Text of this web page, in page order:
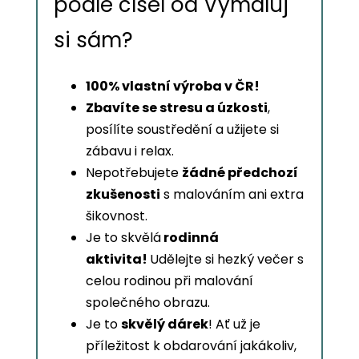
si sám?
100% vlastní výroba v ČR!
Zbavíte se stresu a úzkosti,
posílíte soustředění a užijete si
zábavu i relax.
Nepotřebujete žádné předchozí
zkušenosti s malováním ani extra
šikovnost.
Je to skvělárodinná
aktivita! Udělejte si hezký večer s
celou rodinou při malování
společného obrazu.
Je toskvělý dárek! Ať už je
příležitost k obdarování jakákoliv,